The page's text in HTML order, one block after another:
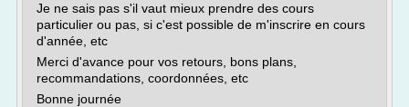
Je ne sais pas s'il vaut mieux prendre des cours
particulier ou pas, si c'est possible de m'inscrire en cours
d'année, etc
Merci d'avance pour vos retours, bons plans,
recommandations, coordonnées, etc
Bonne journée